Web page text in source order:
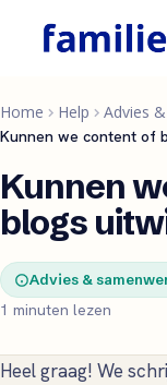
Home Help Advies
Kunnen we content of
Kunnen
blogs
Advies &
1 minuten lezen
Heel graag! We